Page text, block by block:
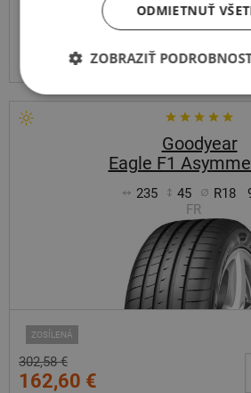
SKLADOM Expedujeme do 3-
Centrálny sklad ČR 20
Goodyear
Eagle F1
235 45 R18
FR
ZOSÍLENÁ
302,58 €
162,60 €
ODMIETNUŤ
ZOBRAZIŤ